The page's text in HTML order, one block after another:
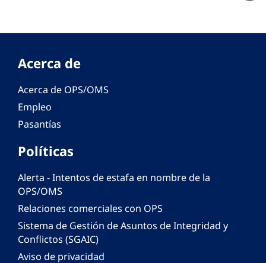
Acerca de
Acerca de OPS/OMS
Empleo
Pasantías
Políticas
Alerta - Intentos de estafa en nombre de la
OPS/OMS
Relaciones comerciales con OPS
Sistema de Gestión de Asuntos de Integridad y
Conflictos (SGAIC)
Aviso de privacidad